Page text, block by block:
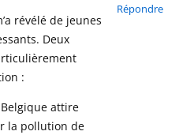
Répondre
révélé de jeunes
Deux
:
attire
la pollution de